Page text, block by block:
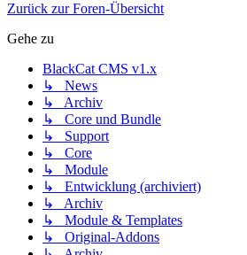
Zurück zur Foren-Übersicht
Gehe zu
BlackCat CMS v1.x
↳ News
↳ Archiv
↳ Core und Bundle
↳ Support
↳ Core
↳ Module
↳ Entwicklung (archiviert)
↳ Archiv
↳ Module & Templates
↳ Original-Addons